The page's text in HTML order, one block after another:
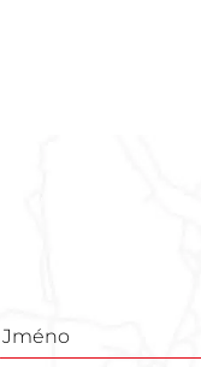
Poptávkový